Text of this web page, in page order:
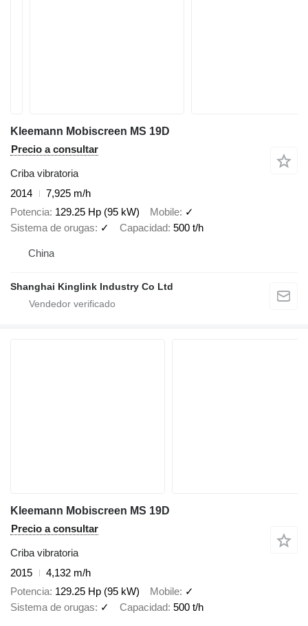
Kleemann Mobiscreen MS 19D
Precio a consultar
Criba vibratoria
2014
7,925 m/h
Potencia 129.25 Hp (95 kW) Mobile ✓
Sistema de orugas
✓ Capacidad 500 t/h
China
Shanghai Kinglink Industry Co Ltd
Kleemann Mobiscreen MS 19D
Precio a consultar
Criba vibratoria
2015
4,132 m/h
Potencia 129.25 Hp (95 kW) Mobile ✓
Sistema de orugas
✓ Capacidad 500 t/h